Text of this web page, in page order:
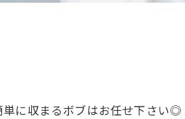
に収まるボブはお任せ下さい◎